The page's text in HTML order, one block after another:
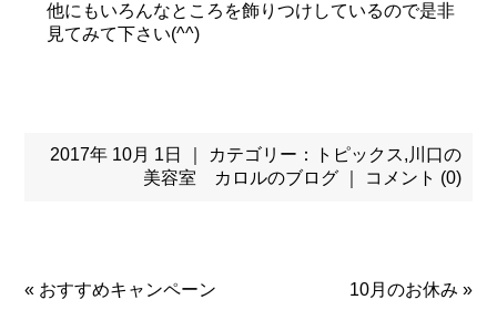
他にもいろんなところを飾りつけしているので是非
見てみて下さい(^^)
2017年 10月 1日 ｜ カテゴリー： トピックス, 川口の
美容室 カロルのブログ｜ コメント (0)
« おすすめキャンペーン 10月のお休み »